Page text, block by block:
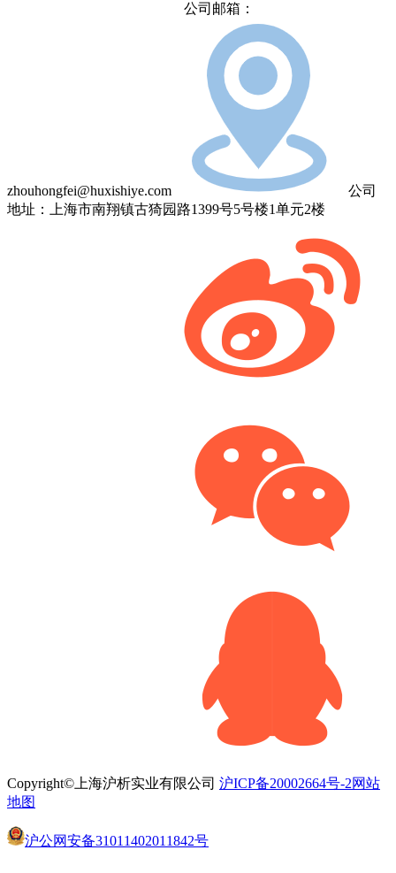
公司邮箱：
zhouhongfei@huxishiye.com
公司
地址：上海市南翔镇古猗园路1399号5号楼1单元2楼
Copyright©上海沪析实业有限公司 沪ICP备20002664号-2网站
地图
沪公网安备31011402011842号